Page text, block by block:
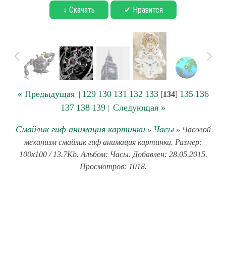
↓ Скачать ✔ Нравится
« Предыдущая| 129 130 131 132 133[134] 135 136
137 138 139 | Следующая »
Смайлик гиф анимация картинки» Часы» Часовой
механизм смайлик гиф анимация картинки. Размер:
100x100 / 13.7Kb. Альбом: Часы. Добавлен: 28.05.2015.
Просмотров: 1018.